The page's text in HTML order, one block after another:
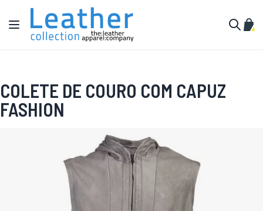
Pular para o conteúdo
Alternar Nav
COLETE DE COURO COM CAPUZ
FASHION